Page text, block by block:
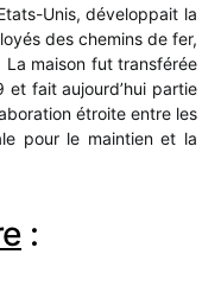
Unis, développait la
des chemins de fer,
maison fut transférée
et fait aujourd’hui partie
étroite entre les
pour le maintien et la
: